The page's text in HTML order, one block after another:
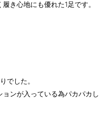
き心地にも優れた1足です。
でした。
ンが入っている為パカパカし